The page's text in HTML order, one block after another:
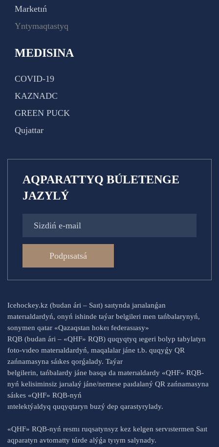
Marketıń
Yntymaqtastyq
MEDISINA
COVID-19
KAZNADC
GREEN PUCK
Qujattar
AQPARATTYQ BÚLETENGE
JAZYLÝ
Podpısatsá
Icehockey.kz (budan ári – Saıt) saıtynda jarıalanǵan
materıaldardyń, onyń ishinde taýar belgileri men tańbalarynyń,
sonymen qatar «Qazaqstan hokeı federasıasy»
RQB (budan ári – «QHF» RQB) quqyqtyq ıegeri bolyp tabylatyn
foto-vıdeo materıaldardyń, maqalalar jáne t.b. quqyǵy QR
zańnamasyna sáıkes qorǵalady. Taýar
belgilerin, tańbalardy jáne basqa da materıaldardy «QHF» RQB-
nyń kelisiminsiz jarıalaý jáne/nemese paıdalaný QR zańnamasyna
sáıkes «QHF» RQB-nyń
ıntelektýaldyq quqyqtaryn buzý dep qarastyrylady.
«QHF» RQB-nyń resmı ruqsatynsyz kez kelgen servıstermen Saıt
aqparatyn avtomatty túrde alýǵa tyıym salynady.